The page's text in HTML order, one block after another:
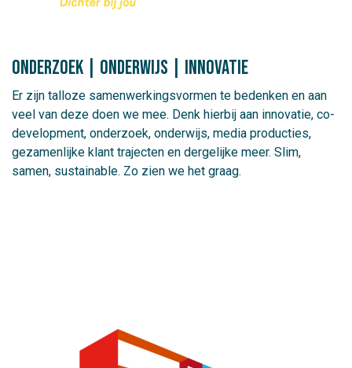
Onderzoek | Onderwijs | Innovatie
Er zijn talloze samenwerkingsvormen te bedenken en aan
veel van deze doen we mee. Denk hierbij aan innovatie, co-
development, onderzoek, onderwijs, media producties,
gezamenlijke klant trajecten en dergelijke meer. Slim,
samen, sustainable. Zo zien we het graag.